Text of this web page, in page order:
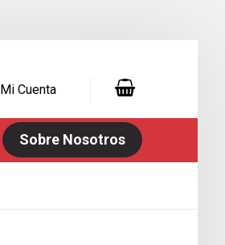
Mi Cuenta
Sobre Nosotros